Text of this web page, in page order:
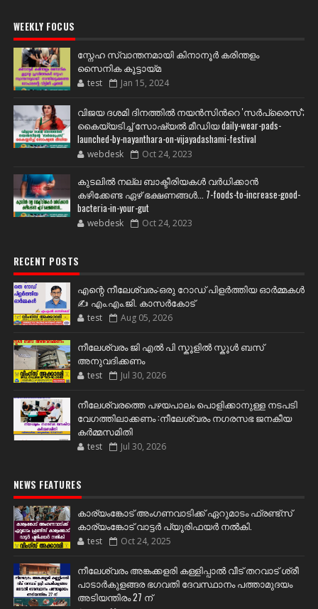
WEEKLY FOCUS
സ്നേഹ സ്വാന്തനമായി കിനാനൂർ കരിന്തളം
സൈനിക കൂട്ടായ്മ
test Jan 15, 2024
വിജയ ദശമി ദിനത്തില്‍ നയന്‍സിന്‍റെ 'സര്‍പ്രൈസ്';
കൈയ്യടിച്ച് സോഷ്യല്‍ മീഡിയ daily-wear-pads-
launched-by-nayanthara-on-vijayadashami-festival
webdesk Oct 24, 2023
കുടലിൽ നല്ല ബാക്ടീരിയകൾ വര്‍ധിക്കാന്‍
കഴിക്കേണ്ട ഏഴ് ഭക്ഷണങ്ങള്‍... 7-foods-to-increase-good-
bacteria-in-your-gut
webdesk Oct 24, 2023
RECENT POSTS
എന്റെ നീലേശ്വരം:ഒരു റോഡ് പിളർത്തിയ ഓർമ്മകൾ
✍️ എം.എം.ജി. കാസർകോട്
test Aug 05, 2026
നീലേശ്വരം ജി എൽ പി സ്കൂളിൽ സ്കൂൾ ബസ്
അനുവദിക്കണം
test Jul 30, 2026
നീലേശ്വരത്തെ പഴയപാലം പൊളിക്കാനുള്ള നടപടി
വേഗത്തിലാക്കണം :നീലേശ്വരം നഗരസഭ ജനകീയ
കർമ്മസമിതി
test Jul 30, 2026
NEWS FEATURES
കാര്യംങ്കോട് അംഗണവാടിക്ക് ഏറുമാടം ഫ്രണ്ട്സ്
കാര്യംങ്കോട് വാട്ടർ പ്യൂരിഫയർ നൽകി.
test Oct 24, 2025
നീലേശ്വരം അങ്കക്കളരി കള്ളിപ്പാൽ വീട് തറവാട് ശ്രീ
പാടാർകുളങ്ങര ഭഗവതി ദേവസ്ഥാനം പത്താമുദയം
അടിയന്തിരം 27 ന്